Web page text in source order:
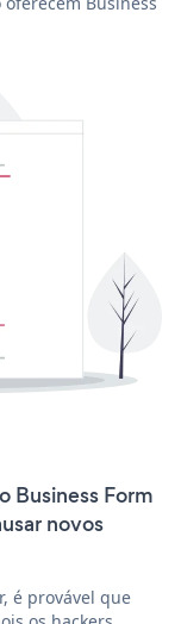
Business Form
novos
é provável que